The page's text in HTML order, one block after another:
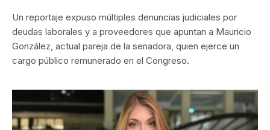
Un reportaje expuso múltiples denuncias judiciales por
deudas laborales y a proveedores que apuntan a Mauricio
González, actual pareja de la senadora, quien ejerce un
cargo público remunerado en el Congreso.